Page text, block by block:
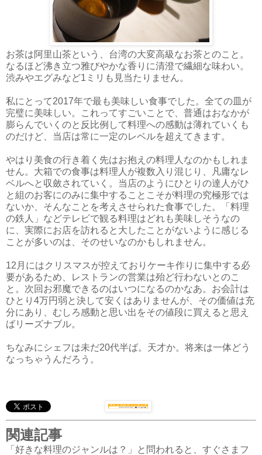
お茶は阿里山茶という、台湾の大変高級なお茶とのこと。
なるほど沸き立つ雅びやかな香りに清澄で繊細な味わい。
渋みやエグみなど1ミリも見当たりません。
私にとって2017年で最も美味しい食事でした。全ての皿が
完璧に美味しい。これってすごいことで、普通はおなかが
膨らんでいくのと反比例して料理への感動は薄れていくも
のだけど、当店は常に一定のレベルを超えてきます。
やはり美食の行き着く先はお抱えの料理人なのかもしれま
せん。大箱での食事は料理人が複数入り混じり、凡庸なレ
ベルへと収斂されていく。当店のようにひとりの達人がひ
と組のお客にのみに集中することこそが料理の究極形では
ないか、そんなことを考えさせられた食事でした。「料理
の鉄人」などテレビで観る料理はどれも美味しそうなの
に、実際にお店を訪れると大したことがないように感じる
ことが多いのは、そのせいなのかもしれません。
12月にはクリスマスが控えておりケーキ作りに集中する必
要があるため、レストランの営業は殆ど行わないとのこ
と。次回お邪魔できるのはいつになるのかなあ。お会計は
ひとり4万円弱と決して安くはありませんが、その価値は充
分にあり、むしろ感動と思い出をその値段に買えると思え
ばリーズナブル。
ちなみにシェフは未だ20代半ば。天才か。将来は一体どう
なっちゃうんだろう。
関連記事
「好きな料理のジャンルは？」と問われると、すぐさまフ